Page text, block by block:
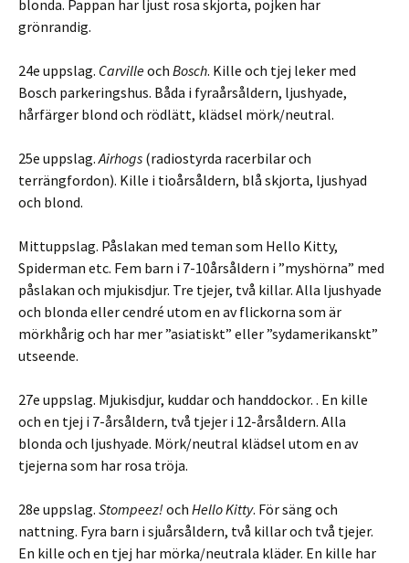
blonda. Pappan har ljust rosa skjorta, pojken har
grönrandig.
24e uppslag. Carvilleoch Bosch. Kille och tjej leker med
Bosch parkeringshus. Båda i fyraårsåldern, ljushyade,
hårfärger blond och rödlätt, klädsel mörk/neutral.
25e uppslag.Airhogs (radiostyrda racerbilar och
terrängfordon). Kille i tioårsåldern, blå skjorta, ljushyad
och blond.
Mittuppslag. Påslakan med teman som Hello Kitty,
Spiderman etc. Fem barn i 7-10årsåldern i ”myshörna” med
påslakan och mjukisdjur. Tre tjejer, två killar. Alla ljushyade
och blonda eller cendré utom en av flickorna som är
mörkhårig och har mer ”asiatiskt” eller ”sydamerikanskt”
utseende.
27e uppslag. Mjukisdjur, kuddar och handdockor. . En kille
och en tjej i 7-årsåldern, två tjejer i 12-årsåldern. Alla
blonda och ljushyade. Mörk/neutral klädsel utom en av
tjejerna som har rosa tröja.
28e uppslag. Stompeez! och Hello Kitty. För säng och
nattning. Fyra barn i sjuårsåldern, två killar och två tjejer.
En kille och en tjej har mörka/neutrala kläder. En kille har